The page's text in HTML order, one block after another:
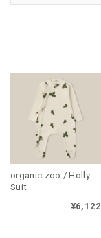
organic zoo / Holly
Suit
¥6,122